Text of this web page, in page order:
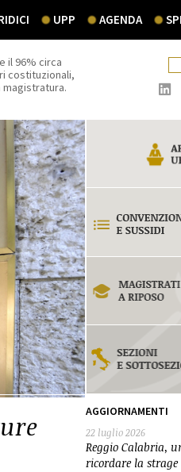
UPP AGENDA
il 96% circa
costituzionali,
AGGIORNAMENTI
22 luglio 2026
Reggio Calabria,
ricordare la